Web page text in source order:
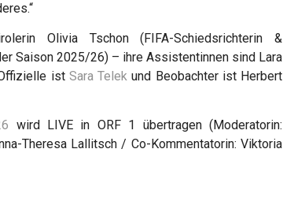
Olivia Tschon (FIFA-Schiedsrichterin &
Saison 2025/26) – ihre Assistentinnen sind Lara
ist Sara Telek und Beobachter ist Herbert
wird LIVE in ORF 1 übertragen (Moderatorin:
Theresa Lallitsch / Co-Kommentatorin: Viktoria